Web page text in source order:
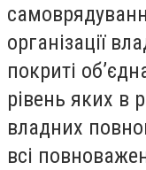
організації
покриті
рівень яких в
владних
всі